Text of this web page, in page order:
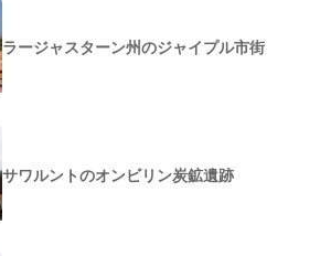
ラージャスターン州のジャイプル市街
サワルントのオンビリン炭鉱遺跡